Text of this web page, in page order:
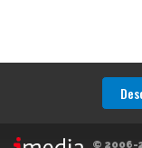
© 2006-